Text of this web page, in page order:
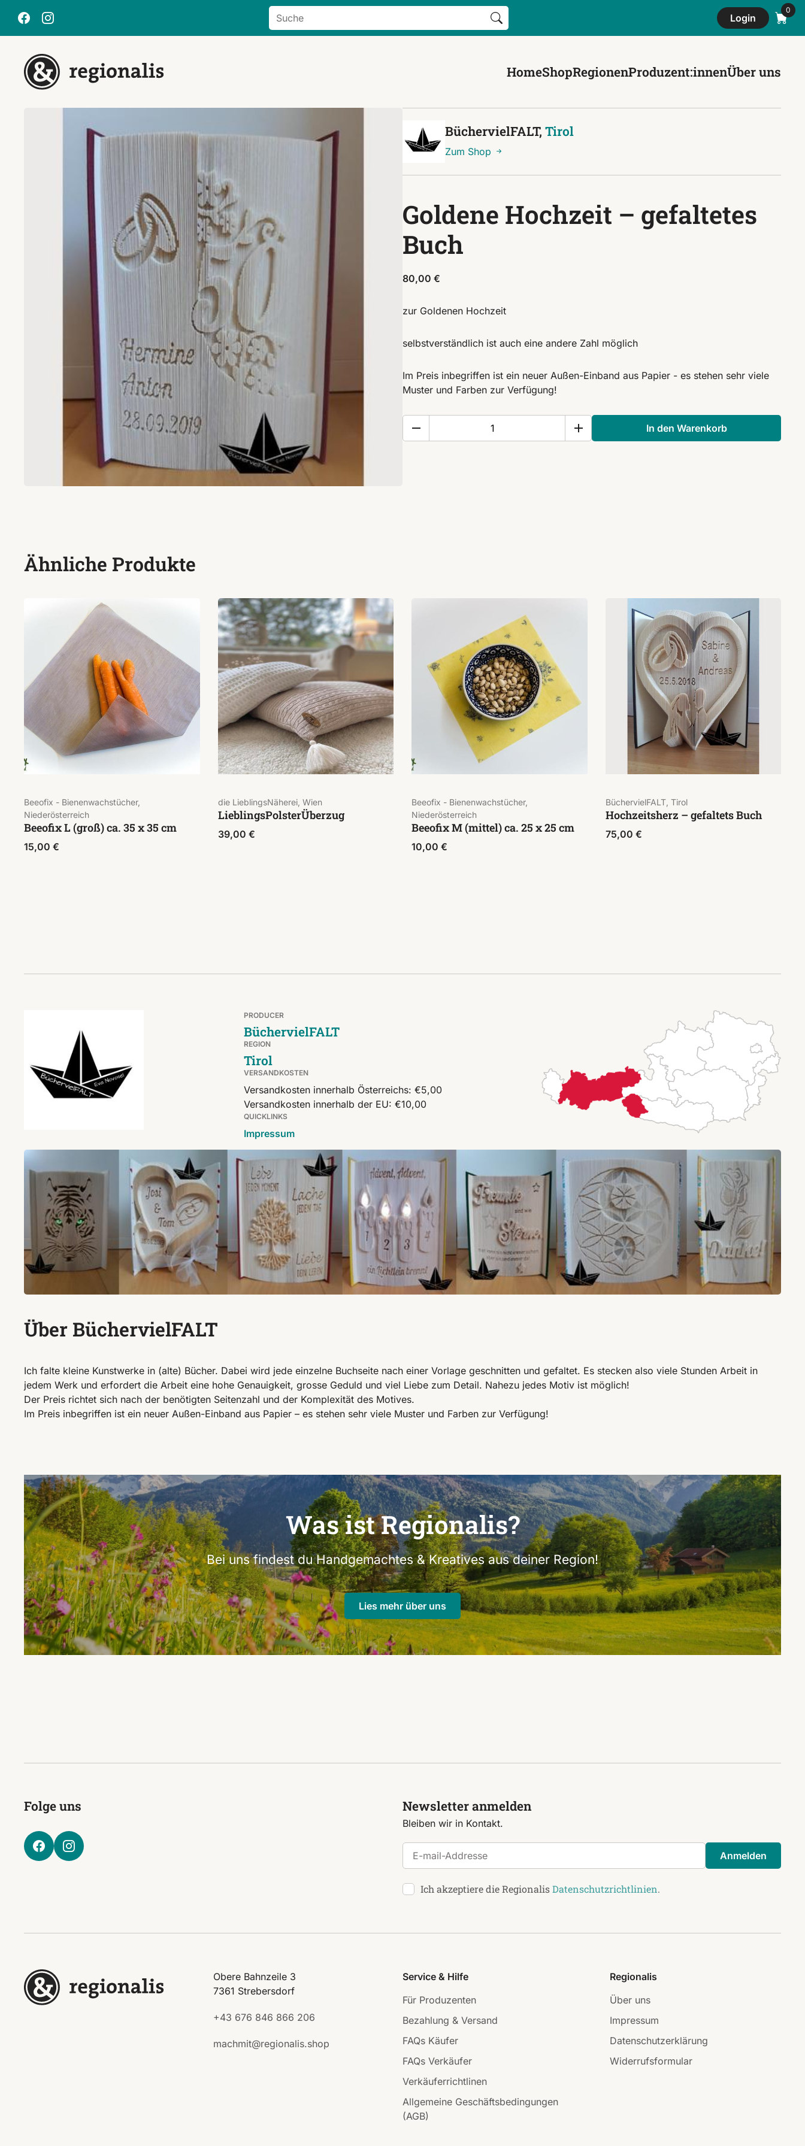
Search
for:
Search Button
Login
HomeShopRegionenProduzent:innenÜber uns
BüchervielFALT,Tirol
Zum Shop
Goldene Hochzeit – gefaltetes
Buch
80,00 €
zur Goldenen Hochzeit
selbstverständlich ist auch eine andere Zahl möglich
Im Preis inbegriffen ist ein neuer Außen-Einband aus Papier - es stehen sehr viele
Muster und Farben zur Verfügung!
In den Warenkorb
Ähnliche Produkte
Beeofix - Bienenwachstücher,
Niederösterreich
Beeofix L (groß) ca. 35 x 35 cm
15,00 €
die LieblingsNäherei, Wien
LieblingsPolsterÜberzug
39,00 €
Beeofix - Bienenwachstücher,
Niederösterreich
Beeofix M (mittel) ca. 25 x 25 cm
10,00 €
BüchervielFALT, Tirol
Hochzeitsherz – gefaltets Buch
75,00 €
PRODUCER
BüchervielFALT
REGION
Tirol
VERSANDKOSTEN
Versandkosten innerhalb Österreichs: €5,00
Versandkosten innerhalb der EU: €10,00
QUICKLINKS
Impressum
Über BüchervielFALT
Ich falte kleine Kunstwerke in (alte) Bücher. Dabei wird jede einzelne Buchseite nach einer Vorlage geschnitten und gefaltet. Es stecken also viele Stunden Arbeit in
jedem Werk und erfordert die Arbeit eine hohe Genauigkeit, grosse Geduld und viel Liebe zum Detail. Nahezu jedes Motiv ist möglich!
Der Preis richtet sich nach der benötigten Seitenzahl und der Komplexität des Motives.
Im Preis inbegriffen ist ein neuer Außen-Einband aus Papier – es stehen sehr viele Muster und Farben zur Verfügung!
Was ist Regionalis?
Bei uns findest du Handgemachtes & Kreatives aus deiner Region!
Lies mehr über uns
Folge uns Newsletter anmelden
Bleiben wir in Kontakt.
Anmelden
Ich akzeptiere die RegionalisDatenschutzrichtlinien.
Obere Bahnzeile 3
7361 Strebersdorf
+43 676 846 866 206
machmit@regionalis.shop
Service & Hilfe
Für Produzenten
Bezahlung & Versand
FAQs Käufer
FAQs Verkäufer
Verkäuferrichtlinen
Allgemeine Geschäftsbedingungen
(AGB)
Regionalis
Über uns
Impressum
Datenschutzerklärung
Widerrufsformular